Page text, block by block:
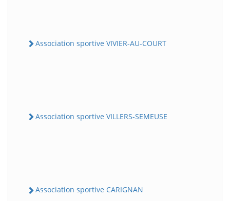
Association sportive VIVIER-AU-COURT
Association sportive VILLERS-SEMEUSE
Association sportive CARIGNAN